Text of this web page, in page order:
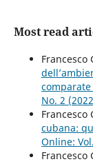
Most read
Francesco
No. 2
Francesco
cubana:
Online:
Francesco